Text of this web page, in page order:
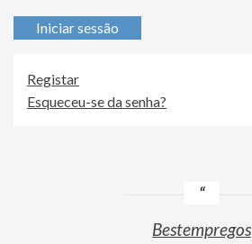
Iniciar sessão
Registar
Esqueceu-se da senha?
Bestempregos